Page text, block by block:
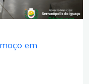
em